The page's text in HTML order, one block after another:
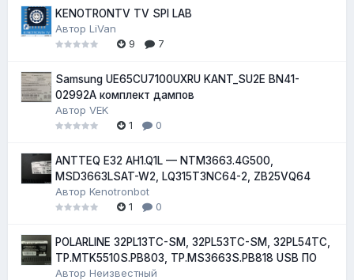
KENOTRONTV TV SPI LAB
Автор LiVan
9
7
Samsung UE65CU7100UXRU KANT_SU2E BN41-
02992A комплект дампов
Автор VEK
1
0
ANTTEQ E32 AH1.Q1L — NTM3663.4G500,
MSD3663LSAT-W2, LQ315T3NC64-2, ZB25VQ64
Автор Kenotronbot
1
0
POLARLINE 32PL13TC-SM, 32PL53TC-SM, 32PL54TC,
TP.MTK5510S.PB803, TP.MS3663S.PB818 USB ПО
Автор Неизвестный